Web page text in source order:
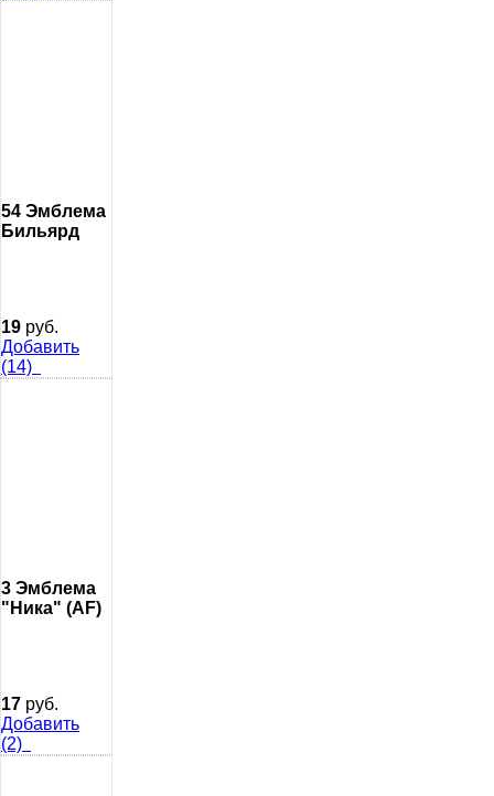
54 Эмблема
Бильярд
19 руб.
Добавить
(14)
3 Эмблема
"Ника" (AF)
17 руб.
Добавить
(2)